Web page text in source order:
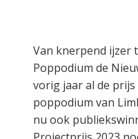
Van knerpend ijzer
Poppodium de
vorig jaar al de
poppodium van
nu ook